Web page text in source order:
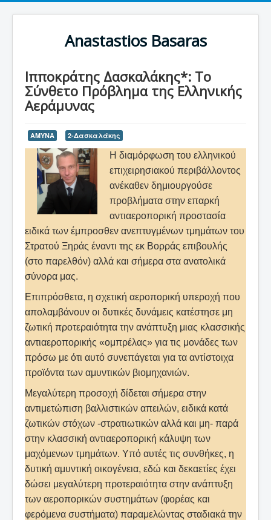
Anastastios Basaras
Ιπποκράτης Δασκαλάκης*: Το
Σύνθετο Πρόβλημα της Ελληνικής
Αεράμυνας
ΑΜΥΝΑ 2-Δασκαλάκης
Η διαμόρφωση του ελληνικού
επιχειρησιακού περιβάλλοντος
ανέκαθεν δημιουργούσε
προβλήματα στην επαρκή
αντιαεροπορική προστασία
ειδικά των έμπροσθεν ανεπτυγμένων τμημάτων του
Στρατού Ξηράς έναντι της εκ Βορράς επιβουλής
(στο παρελθόν) αλλά και σήμερα στα ανατολικά
σύνορα μας.
Επιπρόσθετα, η σχετική αεροπορική υπεροχή που
απολαμβάνουν οι δυτικές δυνάμεις κατέστησε μη
ζωτική προτεραιότητα την ανάπτυξη μιας κλασσικής
αντιαεροπορικής «ομπρέλας» για τις μονάδες των
πρόσω με ότι αυτό συνεπάγεται για τα αντίστοιχα
προϊόντα των αμυντικών βιομηχανιών.
Μεγαλύτερη προσοχή δίδεται σήμερα στην
αντιμετώπιση βαλλιστικών απειλών, ειδικά κατά
ζωτικών στόχων -στρατιωτικών αλλά και μη- παρά
στην κλασσική αντιαεροπορική κάλυψη των
μαχόμενων τμημάτων. Υπό αυτές τις συνθήκες, η
δυτική αμυντική οικογένεια, εδώ και δεκαετίες έχει
δώσει μεγαλύτερη προτεραιότητα στην ανάπτυξη
των αεροπορικών συστημάτων (φορέας και
φερόμενα συστήματα) παραμελώντας σταδιακά την